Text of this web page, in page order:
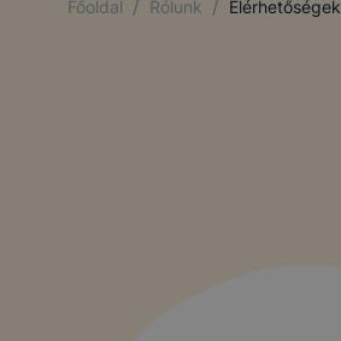
Főoldal / Rólunk / Elérhetőségek